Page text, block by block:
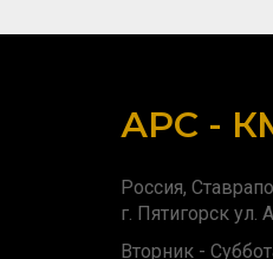
АРС -
Россия,
г. Пятигорск ул.
Вторник -